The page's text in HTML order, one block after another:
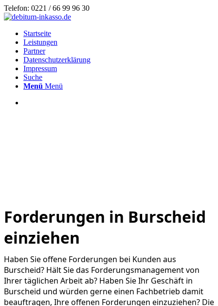
Telefon: 0221 / 66 99 96 30
Startseite
Leistungen
Partner
Datenschutzerklärung
Impressum
Suche
Menü Menü
Forderungen in Burscheid
einziehen
Haben Sie offene Forderungen bei Kunden aus
Burscheid? Hält Sie das Forderungsmanagement von
Ihrer täglichen Arbeit ab? Haben Sie Ihr Geschäft in
Burscheid und würden gerne einen Fachbetrieb damit
beauftragen, Ihre offenen Forderungen einzuziehen? Die